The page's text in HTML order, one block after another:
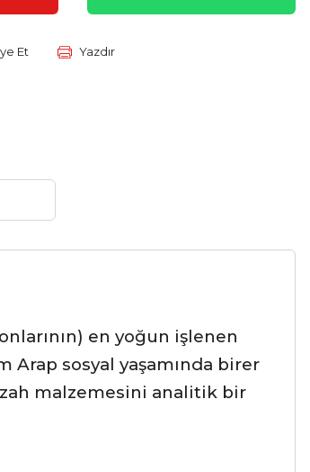
Et Yazdır
en yoğun işlenen
Arap sosyal yaşamında birer
malzemesini analitik bir